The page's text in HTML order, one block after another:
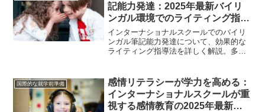
記能力発達：2025年最新バイリ
ンガル環境でのライティング指導
法
インターナショナルスクールでのバイリ
ンガル筆記能力発達について、効果的な
ライティング指導法を詳しく解説。多言
紹介します。
国際的な就学前準備
感情リテラシーが学力を高める：
インターナショナルスクールが重
視する感情教育の2025年最新動